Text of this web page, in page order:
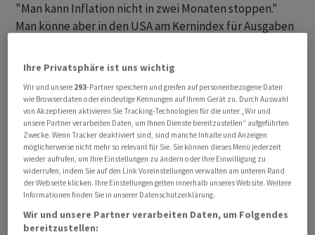
"Man kann Inflation nicht in zwei Monaten stoppen."
Man könne aber in den USA am Kernindex für Ausgaben
Inflation auf 4-5% erkennen. Im Gegensatz zum
aktuellen Warenkorb und damit die Reaktion der
Konsumenten, während der CPI-Warenkorb nur alle
zwei Jahre angepasst wird. Neben den Güterpreisen,
die während und nach Corona durch die starke
Nachfrage zulegten, da die Konsumenten auf das
eigene Zuhause eingeschränkt waren, haben sich die
Nachfrage und damit auch die Preise für
Dienstleistungen erst allmählich erholt, da Ausgaben
Ihre Privatsphäre ist uns wichtig
Wir und unsere 293-Partner speichern und greifen auf personenbezogene Daten
wie Browserdaten oder eindeutige Kennungen auf Ihrem Gerät zu. Durch Auswahl
von Akzeptieren aktivieren Sie Tracking-Technologien für die unter „Wir und
unsere Partner verarbeiten Daten, um Ihnen Dienste bereitzustellen“ aufgeführten
Zwecke. Wenn Tracker deaktiviert sind, sind manche Inhalte und Anzeigen
möglicherweise nicht mehr so relevant für Sie. Sie können dieses Menü jederzeit
wieder aufrufen, um Ihre Einstellungen zu ändern oder Ihre Einwilligung zu
widerrufen, indem Sie auf den Link Voreinstellungen verwalten am unteren Rand
der Webseite klicken. Ihre Einstellungen gelten innerhalb unseres Website. Weitere
Informationen finden Sie in unserer Datenschutzerklärung.
Wir und unsere Partner verarbeiten Daten, um Folgendes
bereitzustellen: